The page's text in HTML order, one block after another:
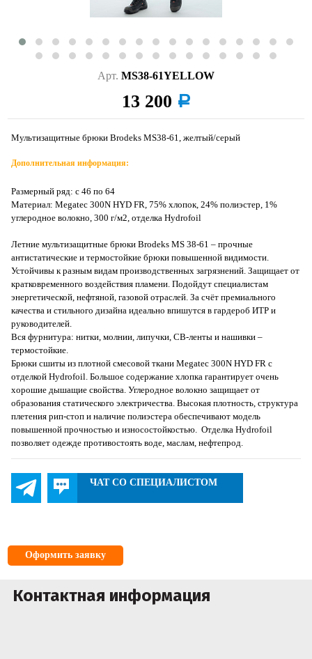
Арт. MS38-61YELLOW
13 200 a
Мультизащитные брюки Brodeks MS38-61, желтый/серый
Дополнительная информация:
Размерный ряд: с 46 по 64
Материал: Megatec 300N HYD FR, 75% хлопок, 24% полиэстер, 1%
углеродное волокно, 300 г/м2, отделка Hydrofoil
Летние мультизащитные брюки Brodeks MS 38-61 – прочные
антистатические и термостойкие брюки повышенной видимости.
Устойчивы к разным видам производственных загрязнений. Защищает от
кратковременного воздействия пламени. Подойдут специалистам
энергетической, нефтяной, газовой отраслей. За счёт премиального
качества и стильного дизайна идеально впишутся в гардероб ИТР и
руководителей.
Вся фурнитура: нитки, молнии, липучки, СВ-ленты и нашивки –
термостойкие.
Брюки сшиты из плотной смесовой ткани Megatec 300N HYD FR с
отделкой Hydrofoil. Большое содержание хлопка гарантирует очень
хорошие дышащие свойства. Углеродное волокно защищает от
образования статического электричества. Высокая плотность, структура
плетения рип-стоп и наличие полиэстера обеспечивают модель
повышенной прочностью и износостойкостью. Отделка Hydrofoil
позволяет одежде противостоять воде, маслам, нефтепрод.
ЧАТ СО СПЕЦИАЛИСТОМ
Оформить заявку
Контактная информация